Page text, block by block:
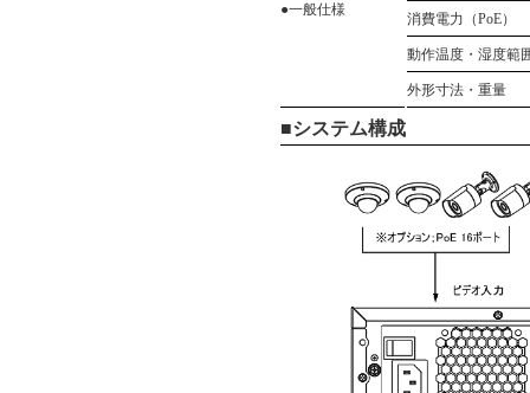
●一般仕様
消費電力（PoE）
動作温度・湿度範
外形寸法・重量
■システム構成